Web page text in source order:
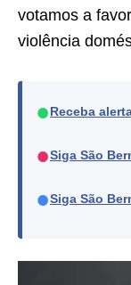
votamos a
violência
● Receba
●Siga São
●Siga São